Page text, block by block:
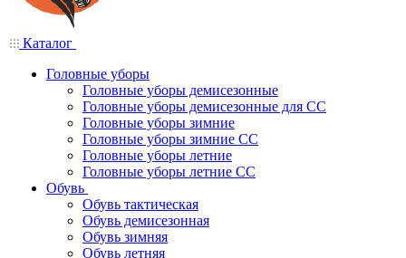
Каталог
Головные уборы
Головные уборы демисезонные
Головные уборы демисезонные для СС
Головные уборы зимние
Головные уборы зимние СС
Головные уборы летние
Головные уборы летние СС
Обувь
Обувь тактическая
Обувь демисезонная
Обувь зимняя
Обувь летняя